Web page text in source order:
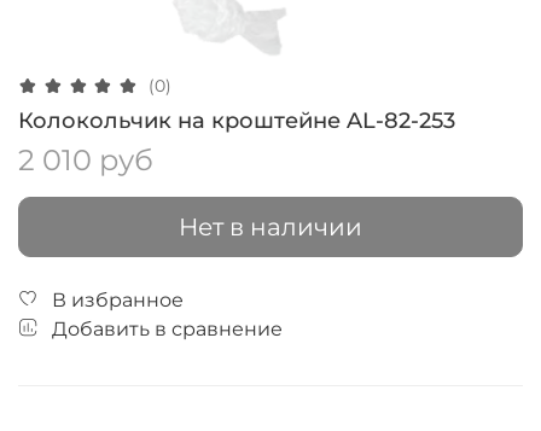
(0)
Колокольчик на кроштейне AL-82-253
2 010 руб
Нет в наличии
В избранное
Добавить в сравнение